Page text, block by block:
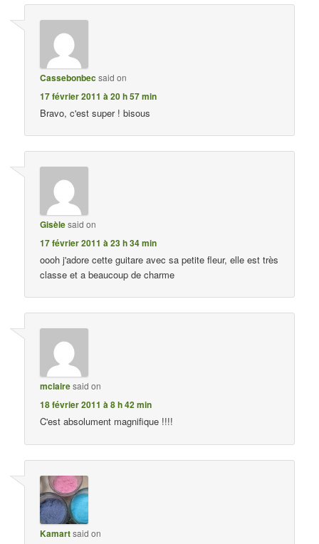
Cassebonbecsaid on
17 février 2011 à 20 h 57 min
Bravo, c'est super ! bisous
Gisèlesaid on
17 février 2011 à 23 h 34 min
oooh j'adore cette guitare avec sa petite fleur, elle est très
classe et a beaucoup de charme
mclairesaid on
18 février 2011 à 8 h 42 min
C'est absolument magnifique !!!!
Kamartsaid on